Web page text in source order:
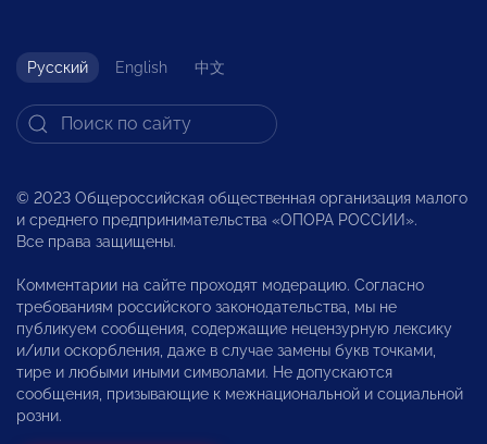
Русский English 中文
© 2023 Общероссийская общественная организация малого
и среднего предпринимательства «ОПОРА РОССИИ».
Все права защищены.
Комментарии на сайте проходят модерацию. Согласно
требованиям российского законодательства, мы не
публикуем сообщения, содержащие нецензурную лексику
и/или оскорбления, даже в случае замены букв точками,
тире и любыми иными символами. Не допускаются
сообщения, призывающие к межнациональной и социальной
розни.